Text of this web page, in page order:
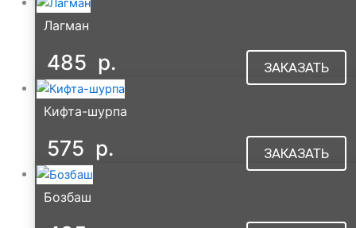
Лагман
485 р. ЗАКАЗАТЬ
Кифта-шурпа
575 р. ЗАКАЗАТЬ
Бозбаш